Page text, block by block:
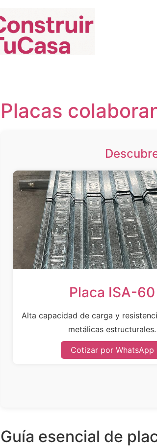
Placas
Placa ISA-60
Alta capacidad de carga y
metálicas estructurales.
Cotizar por WhatsApp
Guía esencial de